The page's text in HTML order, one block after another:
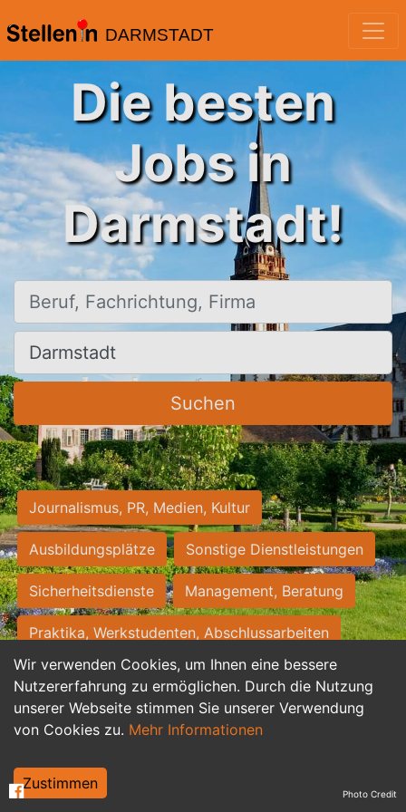
DARMSTADT
Wir verwenden Cookies, um Ihnen eine bessere
Nutzererfahrung zu ermöglichen. Durch die Nutzung
unserer Webseite stimmen Sie unserer Verwendung
von Cookies zu. Mehr Informationen
Zustimmen
Die besten
Jobs in
Darmstadt!
Beruf, Fachrichtung, Firma
Ort, Stadt
Suchen
Journalismus, PR, Medien, Kultur
Ausbildungsplätze Sonstige Dienstleistungen
Sicherheitsdienste Management, Beratung
Praktika, Werkstudenten, Abschlussarbeiten
Personalwesen Assistenz, Sekretariat
Hilfskräfte, Aushilfs- und Nebenjobs
Weiterbildung, Studium, duale Ausbildung Photo Credit